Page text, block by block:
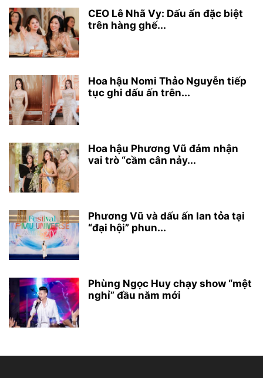
CEO Lê Nhã Vy: Dấu ấn đặc biệt
trên hàng ghế...
Hoa hậu Nomi Thảo Nguyễn tiếp
tục ghi dấu ấn trên...
Hoa hậu Phương Vũ đảm nhận
vai trò “cầm cân nảy...
Phương Vũ và dấu ấn lan tỏa tại
“đại hội” phun...
Phùng Ngọc Huy chạy show “mệt
nghỉ” đầu năm mới